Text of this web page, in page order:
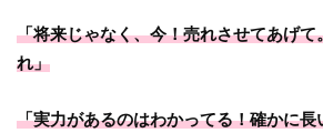
「将来じゃなく、今！売れさせてあげて
れ」
「実力があるのはわかってる！確かに長